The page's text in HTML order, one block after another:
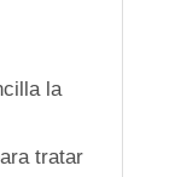
la
tratar